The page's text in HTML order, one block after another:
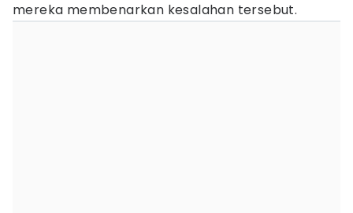
mereka membenarkan kesalahan tersebut.